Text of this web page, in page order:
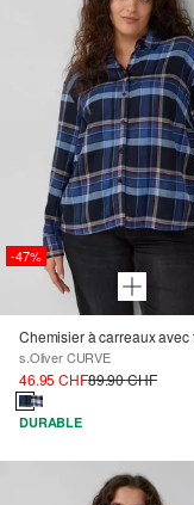
-47%
s.Oliver CURVE
46.95 CHF89.90 CHF
DURABLE